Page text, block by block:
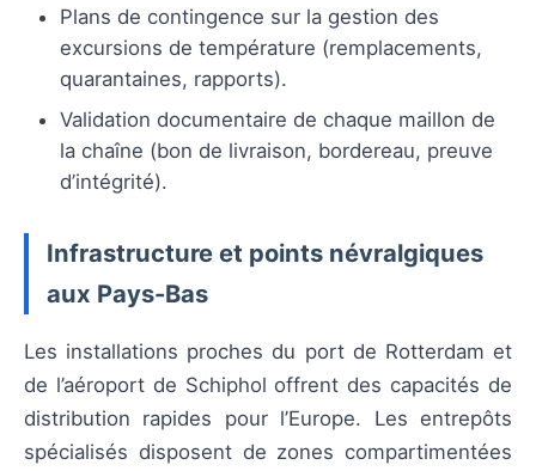
Plans de contingence sur la gestion des
excursions de température (remplacements,
quarantaines, rapports).
Validation documentaire de chaque maillon de
la chaîne (bon de livraison, bordereau, preuve
d’intégrité).
Infrastructure et points névralgiques
aux Pays-Bas
Les installations proches du port de Rotterdam et
de l’aéroport de Schiphol offrent des capacités de
distribution rapides pour l’Europe. Les entrepôts
spécialisés disposent de zones compartimentées